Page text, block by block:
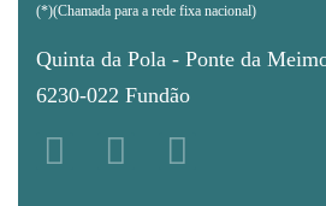
(*)(Chamada para a rede fixa nacional)
Quinta da Pola - Ponte da
6230-022 Fundão